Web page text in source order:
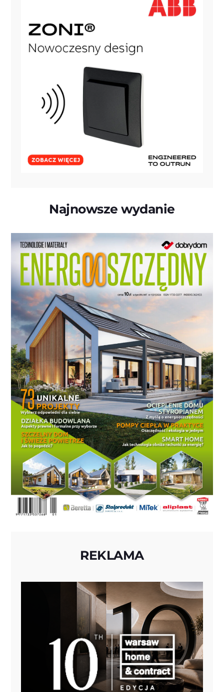
Najnowsze wydanie
REKLAMA